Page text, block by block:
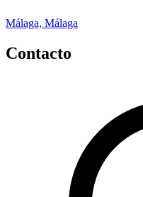
Málaga, Málaga
Contacto